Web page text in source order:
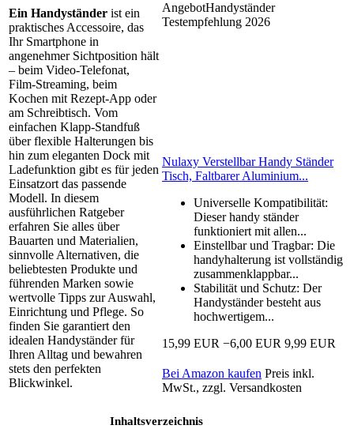
Ein Handyständer ist ein
praktisches Accessoire, das
Ihr Smartphone in
angenehmer Sichtposition hält
– beim Video‑Telefonat,
Film‑Streaming, beim
Kochen mit Rezept‑App oder
am Schreibtisch. Vom
einfachen Klapp‑Standfuß
über flexible Halterungen bis
hin zum eleganten Dock mit
Ladefunktion gibt es für jeden
Einsatzort das passende
Modell. In diesem
ausführlichen Ratgeber
erfahren Sie alles über
Bauarten und Materialien,
sinnvolle Alternativen, die
beliebtesten Produkte und
führenden Marken sowie
wertvolle Tipps zur Auswahl,
Einrichtung und Pflege. So
finden Sie garantiert den
idealen Handyständer für
Ihren Alltag und bewahren
stets den perfekten
Blickwinkel.
AngebotHandyständer
Testempfehlung 2026
Nulaxy Verstellbar Handy Ständer
Tisch, Faltbarer Aluminium...
Universelle Kompatibilität:
Dieser handy ständer
funktioniert mit allen...
Einstellbar und Tragbar: Die
handyhalterung ist vollständig
zusammenklappbar...
Stabilität und Schutz: Der
Handyständer besteht aus
hochwertigem...
15,99 EUR −6,00 EUR 9,99 EUR
Bei Amazon kaufen Preis inkl.
MwSt., zzgl. Versandkosten
Inhaltsverzeichnis